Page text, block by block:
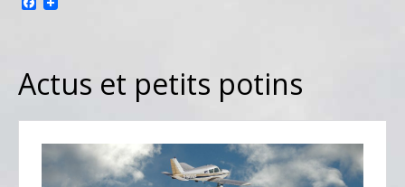
Actus et petits potins